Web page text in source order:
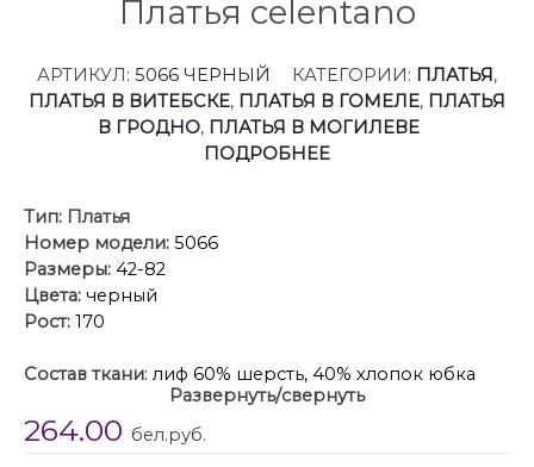
Платья celentano
АРТИКУЛ: 5066 ЧЕРНЫЙ КАТЕГОРИИ: ПЛАТЬЯ,
ПЛАТЬЯ В ВИТЕБСКЕ, ПЛАТЬЯ В ГОМЕЛЕ, ПЛАТЬЯ
В ГРОДНО, ПЛАТЬЯ В МОГИЛЕВЕ
ПОДРОБНЕЕ
Тип: Платья
Номер модели: 5066
Размеры: 42-82
Цвета: черный
Рост: 170
Состав ткани: лиф 60% шерсть, 40% хлопок юбка
55% акрил,45%ПЭ
Описание: Это платье — воплощение
Развернуть/свернуть
264.00 бел.руб.